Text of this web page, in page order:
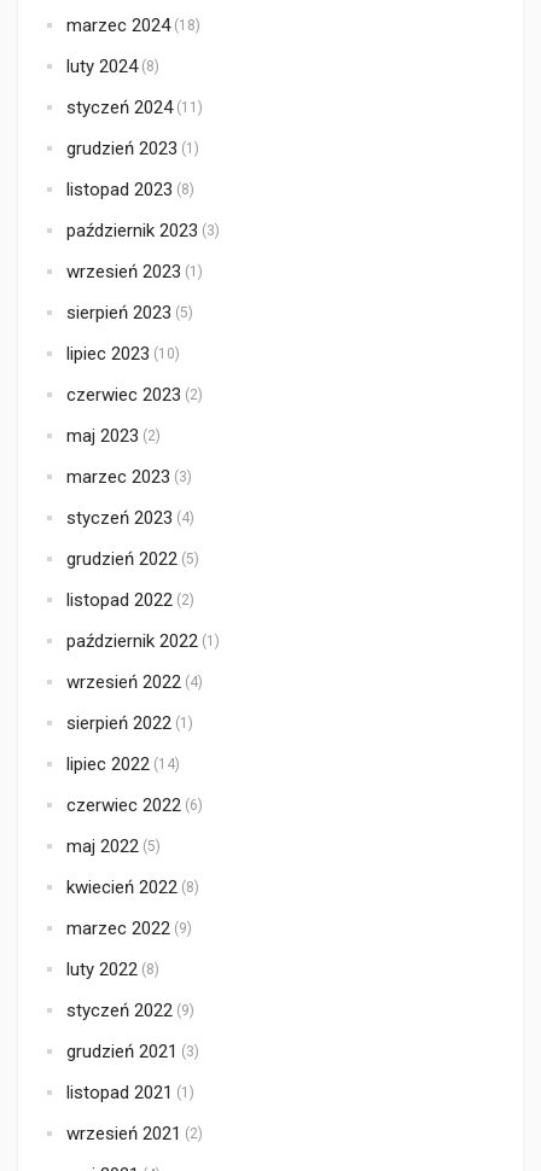
marzec 2024(18)
luty 2024(8)
styczeń 2024(11)
grudzień 2023 (1)
listopad 2023 (8)
październik 2023 (3)
wrzesień 2023 (1)
sierpień 2023 (5)
lipiec 2023 (10)
czerwiec 2023 (2)
maj 2023 (2)
marzec 2023 (3)
styczeń 2023 (4)
grudzień 2022 (5)
listopad 2022 (2)
październik 2022 (1)
wrzesień 2022 (4)
sierpień 2022 (1)
lipiec 2022 (14)
czerwiec 2022 (6)
maj 2022 (5)
kwiecień 2022 (8)
marzec 2022 (9)
luty 2022 (8)
styczeń 2022 (9)
grudzień 2021 (3)
listopad 2021 (1)
wrzesień 2021 (2)